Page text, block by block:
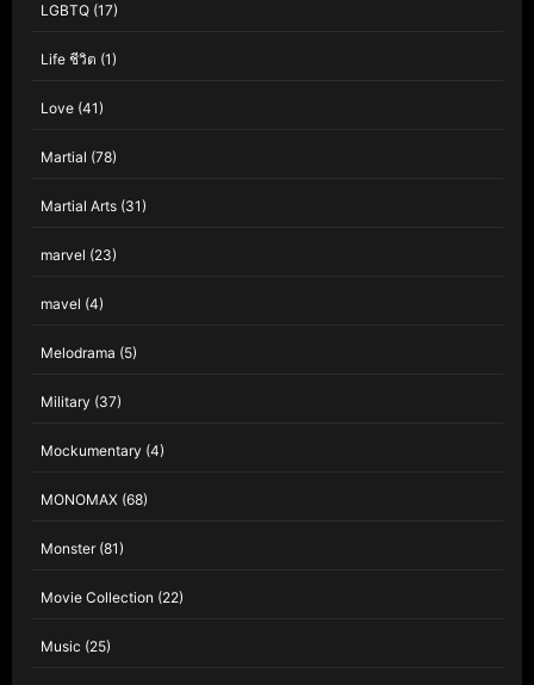
LGBTQ (17)
Life ชีวิต (1)
Love (41)
Martial (78)
Martial Arts (31)
marvel (23)
mavel (4)
Melodrama (5)
Military (37)
Mockumentary (4)
MONOMAX (68)
Monster(81)
Movie Collection (22)
Music (25)